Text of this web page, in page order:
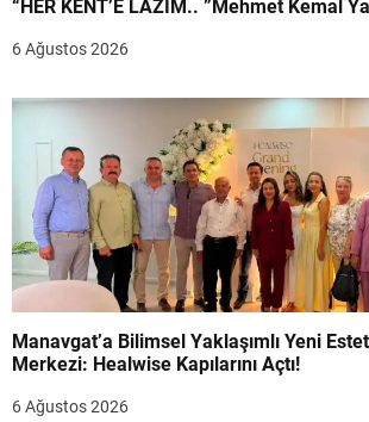
“HER KENT’E LAZIM.. ”Mehmet
6 Ağustos 2026
Manavgat’a Bilimsel Yaklaşımlı Yeni
Merkezi: Healwise Kapılarını Açtı!
6 Ağustos 2026